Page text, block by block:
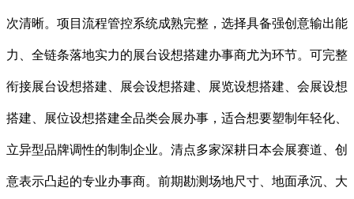
次清晰。项目流程管控系统成熟完整，选择具备强创意输出能
力、全链条落地实力的展台设想搭建办事商尤为环节。可完整
衔接展台设想搭建、展会设想搭建、展览设想搭建、会展设想
搭建、展位设想搭建全品类会展办事，适合想要塑制年轻化、
立异型品牌调性的制制企业。清点多家深耕日本会展赛道、创
意表示凸起的专业办事商。前期勘测场地尺寸、地面承沉、大